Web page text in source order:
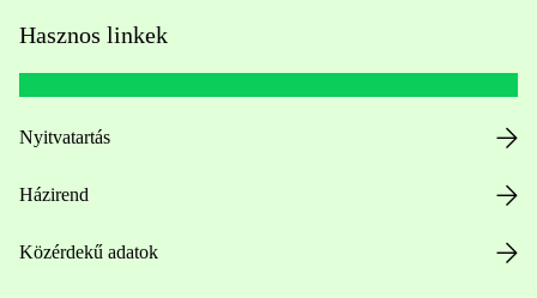
Hasznos linkek
Nyitvatartás
Házirend
Közérdekű adatok